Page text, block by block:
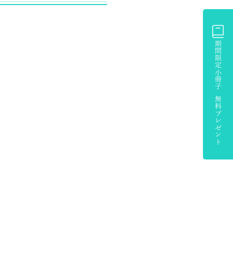
期間限定小冊子 無料プレゼント